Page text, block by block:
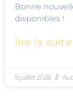
Bonne
disponibles !
lire la suite
9 juillet 2026